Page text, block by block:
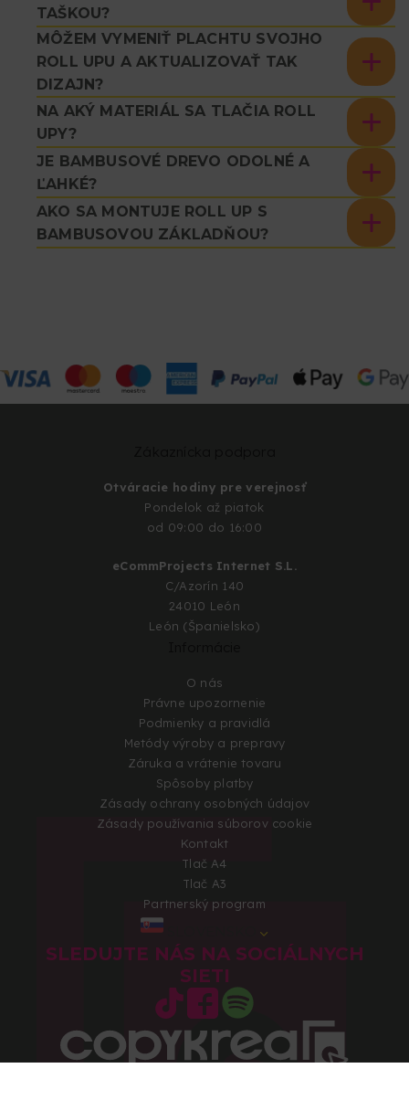
TAŠKOU?
MÔŽEM VYMENIŤ PLACHTU SVOJHO
ROLL UPU A AKTUALIZOVAŤ TAK
DIZAJN?
NA AKÝ MATERIÁL SA TLAČIA ROLL
UPY?
JE BAMBUSOVÉ DREVO ODOLNÉ A
ĽAHKÉ?
AKO SA MONTUJE ROLL UP S
BAMBUSOVOU ZÁKLADŇOU?
Otváracie hodiny pre verejnosť
Pondelok až piatok
od 09:00 do 16:00
eCommProjects Internet S.L.
C/Azorín 140
24010 León
León (Španielsko)
O nás
Právne upozornenie
Podmienky a pravidlá
Metódy výroby a prepravy
Záruka a vrátenie tovaru
Spôsoby platby
Zásady ochrany osobných údajov
Zásady používania súborov cookie
Kontakt
Tlač A4
Tlač A3
Partnerský program
SLEDUJTE NÁS NA SOCIÁLNYCH
SIETI